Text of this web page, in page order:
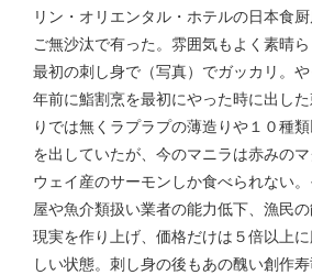
リン・オリエンタル・ホテルの日本食
ご無沙汰で有った。雰囲気もよく素晴
最初の刺し身で（写真）でガッカリ。
年前に鮨割烹を最初にやった時に出し
りでは無くラプラプの薄造りや１０種
を出していたが、今のマニラは赤みの
ウェイ産のサーモンしか食べられない
屋や魚介類扱い業者の能力低下、漁民
現実を作り上げ、価格だけは５倍以上
しい状態。刺し身の後もあの醜い創作